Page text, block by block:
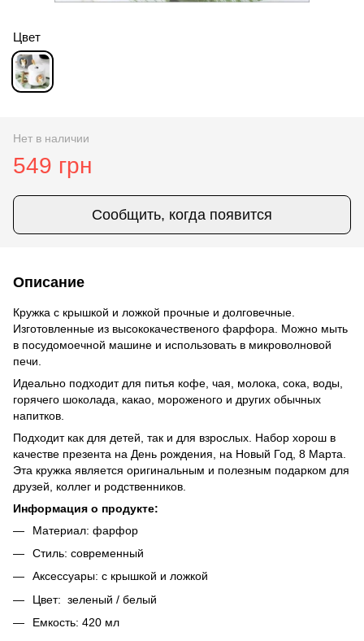
Цвет
Нет в наличии
549 грн
Сообщить, когда появится
Описание
Кружка с крышкой и ложкой прочные и долговечные.
Изготовленные из высококачественого фарфора. Можно мыть
в посудомоечной машине и использовать в микроволновой
печи.
Идеально подходит для питья кофе, чая, молока, сока, воды,
горячего шоколада, какао, мороженого и других обычных
напитков.
Подходит как для детей, так и для взрослых. Набор хорош в
качестве презента на День рождения, на Новый Год, 8 Марта.
Эта кружка является оригинальным и полезным подарком для
друзей, коллег и родственников.
Информация о продукте:
Материал: фарфор
Стиль: современный
Аксессуары: с крышкой и ложкой
Цвет: зеленый / белый
Емкость: 420 мл